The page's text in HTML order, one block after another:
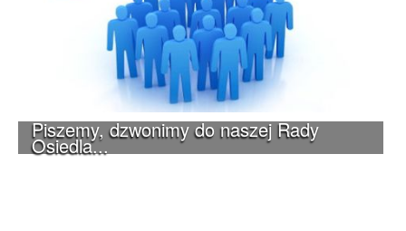
Piszemy, dzwonimy do naszej Rady
Osiedla...